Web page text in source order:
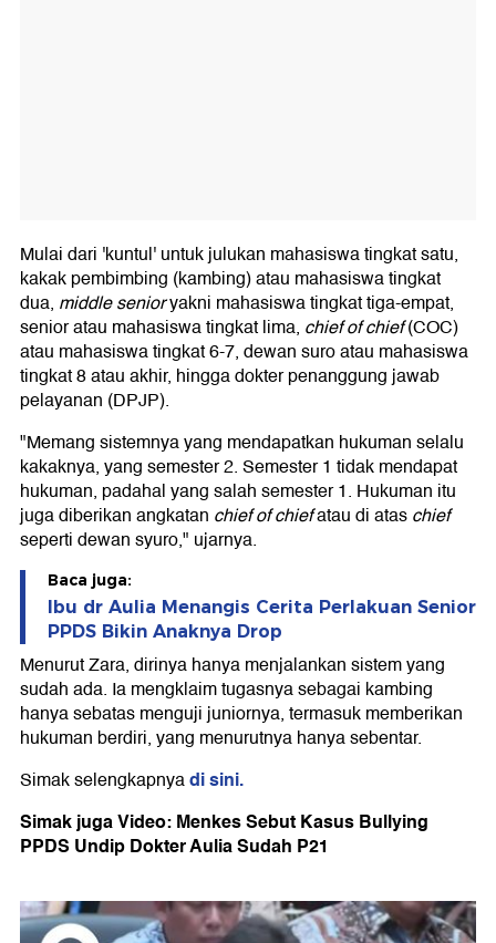
Mulai dari 'kuntul' untuk julukan mahasiswa tingkat satu,
kakak pembimbing (kambing) atau mahasiswa tingkat
dua, middle senioryakni mahasiswa tingkat tiga-empat,
senior atau mahasiswa tingkat lima, chief of chief(COC)
atau mahasiswa tingkat 6-7, dewan suro atau mahasiswa
tingkat 8 atau akhir, hingga dokter penanggung jawab
pelayanan (DPJP).
"Memang sistemnya yang mendapatkan hukuman selalu
kakaknya, yang semester 2. Semester 1 tidak mendapat
hukuman, padahal yang salah semester 1. Hukuman itu
juga diberikan angkatan chief of chiefatau di ataschief
seperti dewan syuro," ujarnya.
Baca juga:
Ibu dr Aulia Menangis Cerita Perlakuan Senior
PPDS Bikin Anaknya Drop
Menurut Zara, dirinya hanya menjalankan sistem yang
sudah ada. Ia mengklaim tugasnya sebagai kambing
hanya sebatas menguji juniornya, termasuk memberikan
hukuman berdiri, yang menurutnya hanya sebentar.
Simak selengkapnyadi sini.
Simak juga Video: Menkes Sebut Kasus Bullying
PPDS Undip Dokter Aulia Sudah P21